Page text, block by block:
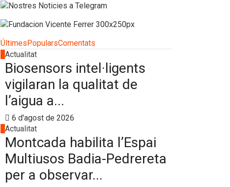
Últimes PopularsComentats
Actualitat
Biosensors intel·ligents
vigilaran la qualitat de
l’aigua a...
6 d'agost de 2026
Actualitat
Montcada habilita l’Espai
Multiusos Badia-Pedrereta
per a observar...